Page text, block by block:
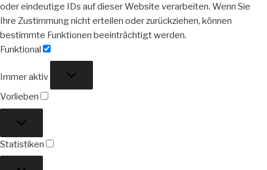
oder eindeutige IDs auf dieser Website verarbeiten. Wenn Sie
Ihre Zustimmung nicht erteilen oder zurückziehen, können
bestimmte Funktionen beeinträchtigt werden.
Funktional
Immer aktiv
Vorlieben
Statistiken